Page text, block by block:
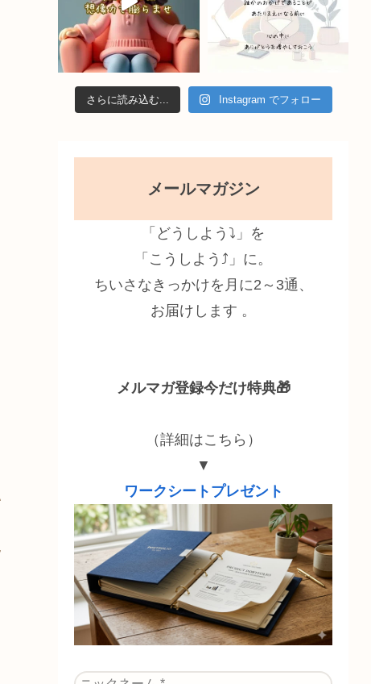
さらに読み込む... Instagram でフォロー
メールマガジン
「どうしよう⤵」を
「こうしよう⤴」に。
ちいさなきっかけを月に2～3通、
お届けします 。
メルマガ登録今だけ特典🎁
（詳細はこちら）
▼
ワークシートプレゼント